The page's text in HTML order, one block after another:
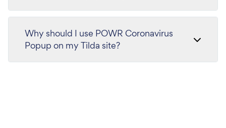
Why should I use POWR Coronavirus
Popup on my Tilda site?